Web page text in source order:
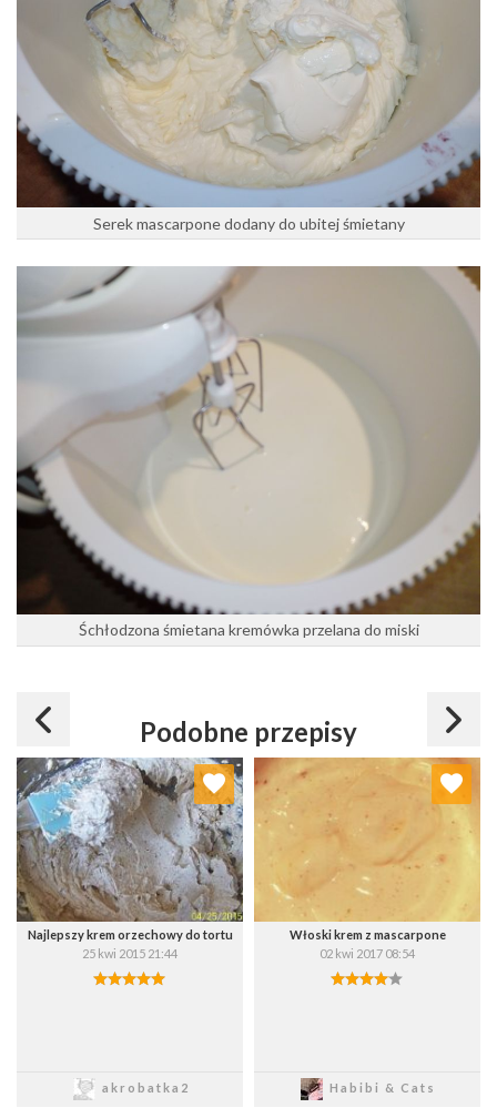
Serek mascarpone dodany do ubitej śmietany
Śchłodzona śmietana kremówka przelana do miski
Podobne przepisy
Najlepszy krem orzechowy do tortu
25 kwi 2015 21:44
akrobatka2
Dodaj do ulubionych
Wybierz listę:
Włoski krem z mascarpone
02 kwi 2017 08:54
Habibi & Cats
Dodaj do ulubionych